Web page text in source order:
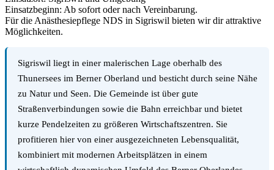
Einsatzbeginn: Ab sofort oder nach Vereinbarung.
Für die Anästhesiepflege NDS in Sigriswil bieten wir dir attraktive
Möglichkeiten.
Sigriswil liegt in einer malerischen Lage oberhalb des
Thunersees im Berner Oberland und besticht durch seine Nähe
zu Natur und Seen. Die Gemeinde ist über gute
Straßenverbindungen sowie die Bahn erreichbar und bietet
kurze Pendelzeiten zu größeren Wirtschaftszentren. Sie
profitieren hier von einer ausgezeichneten Lebensqualität,
kombiniert mit modernen Arbeitsplätzen in einem